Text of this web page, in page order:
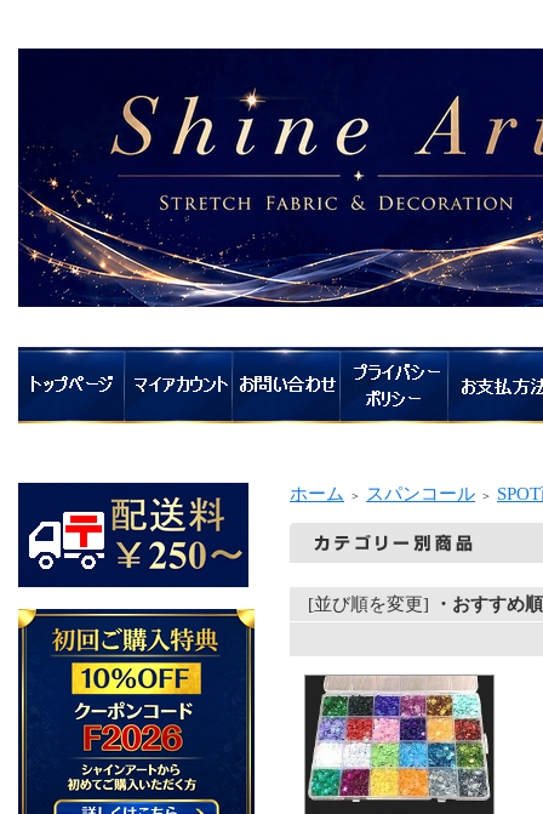
ホーム ＞ スパンコール ＞
[並び順を変更] ・おすすめ順